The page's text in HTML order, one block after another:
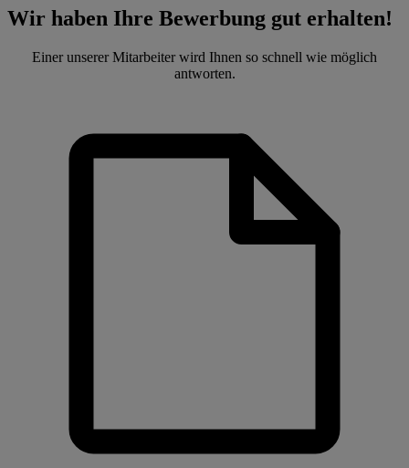
Wir haben Ihre Bewerbung gut erhalten!
Einer unserer Mitarbeiter wird Ihnen so schnell wie möglich
antworten.